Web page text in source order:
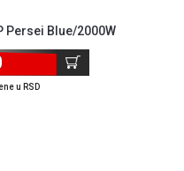
Persei Blue/2000W
u RSD